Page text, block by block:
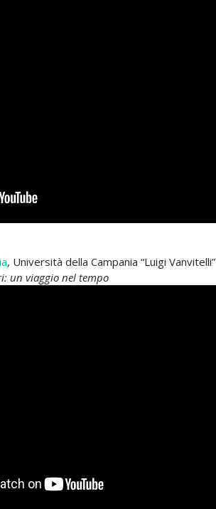
, Università della Campania “Luigi Vanvitelli”
un viaggio nel tempo